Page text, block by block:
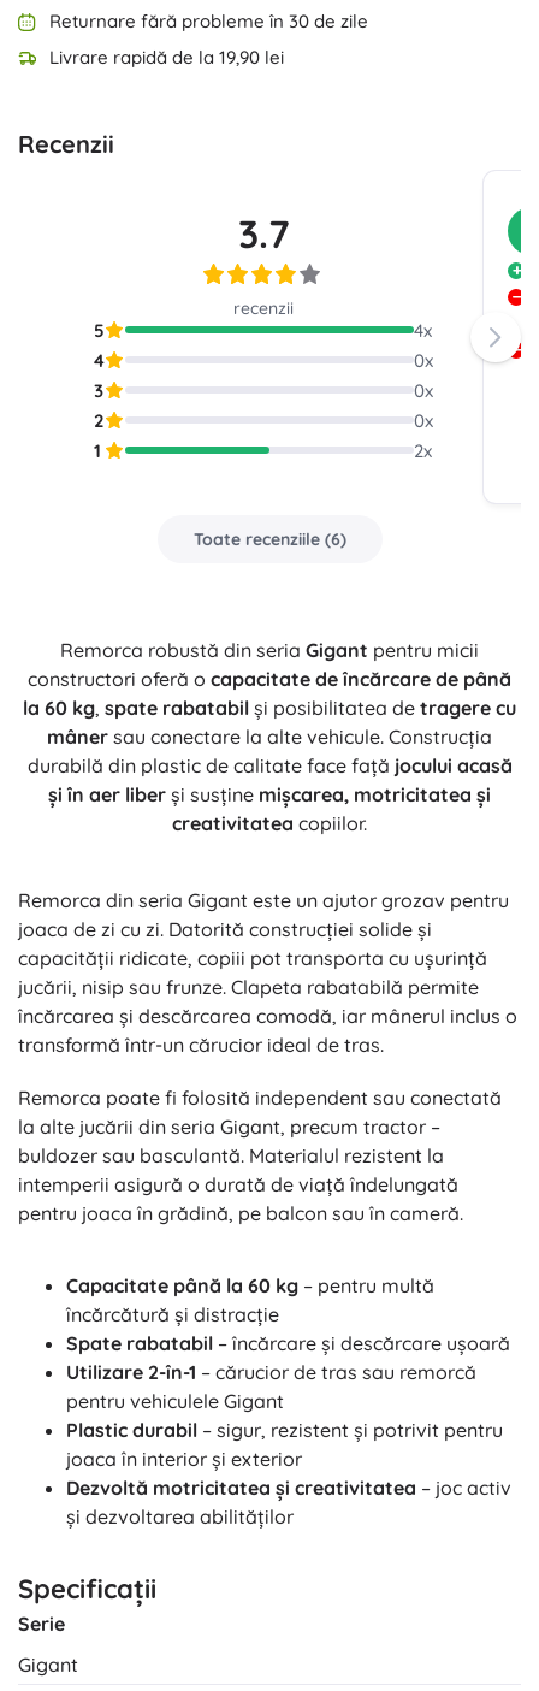
Returnare fără probleme în 30 de zile
Livrare rapidă de la 19,90 lei
Recenzii
3.7
recenzii
5 4x
4
0x
3
0x
2
0x
1
2x
Toate recenziile(6)
Remorca robustă din seria Gigant pentru micii
constructori oferă o capacitate de încărcare de până
la 60 kg, spate rabatabil și posibilitatea de tragere cu
mâner sau conectare la alte vehicule. Construcția
durabilă din plastic de calitate face față jocului acasă
și în aer liber și susține mișcarea, motricitatea și
creativitatea copiilor.
Remorca din seria Gigant este un ajutor grozav pentru
joaca de zi cu zi. Datorită construcției solide și
capacității ridicate, copiii pot transporta cu ușurință
jucării, nisip sau frunze. Clapeta rabatabilă permite
încărcarea și descărcarea comodă, iar mânerul inclus o
transformă într-un cărucior ideal de tras.
Remorca poate fi folosită independent sau conectată
la alte jucării din seria Gigant, precum tractor –
buldozer sau basculantă. Materialul rezistent la
intemperii asigură o durată de viață îndelungată
pentru joaca în grădină, pe balcon sau în cameră.
Capacitate până la 60 kg – pentru multă
încărcătură și distracție
Spate rabatabil – încărcare și descărcare ușoară
Utilizare 2-în-1 – cărucior de tras sau remorcă
pentru vehiculele Gigant
Plastic durabil – sigur, rezistent și potrivit pentru
joaca în interior și exterior
Dezvoltă motricitatea și creativitatea – joc activ
și dezvoltarea abilităților
Specificații
Serie
Gigant